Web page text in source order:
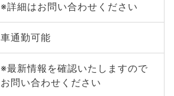
※詳細はお問い合わせください
車通勤可能
※最新情報を確認いたしますので
お問い合わせください